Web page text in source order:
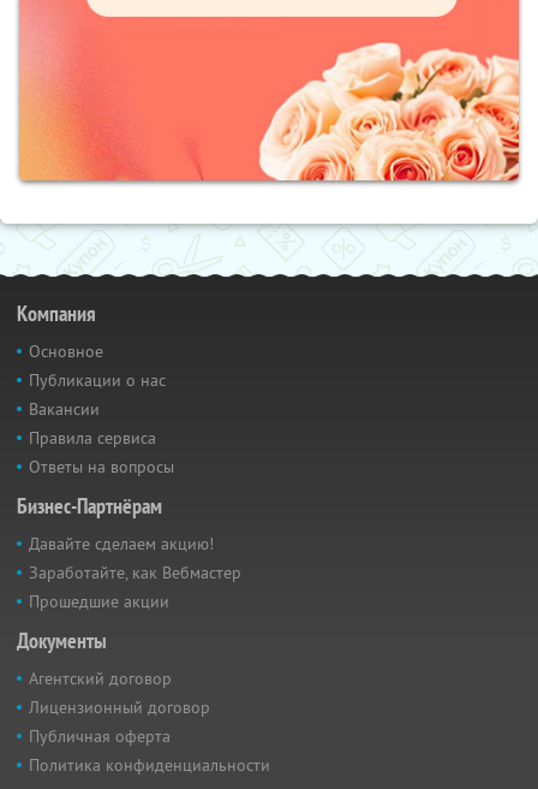
Компания
Основное
Публикации о нас
Вакансии
Правила сервиса
Ответы на вопросы
Бизнес-Партнёрам
Давайте сделаем акцию!
Заработайте, как Вебмастер
Прошедшие акции
Документы
Агентский договор
Лицензионный договор
Публичная оферта
Политика конфиденциальности